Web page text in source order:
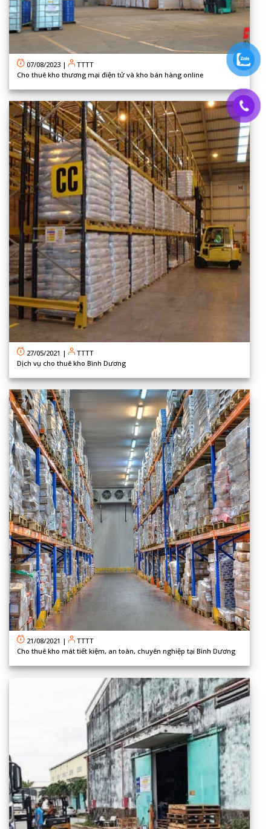
07/08/2023 |
TTTT
Cho thuê kho thương mại điện tử và kho bán hàng online
27/05/2021 |
TTTT
Dịch vụ cho thuê kho Bình Dương
21/08/2021 |
TTTT
Cho thuê kho mát tiết kiệm, an toàn, chuyên nghiệp tại Bình Dương